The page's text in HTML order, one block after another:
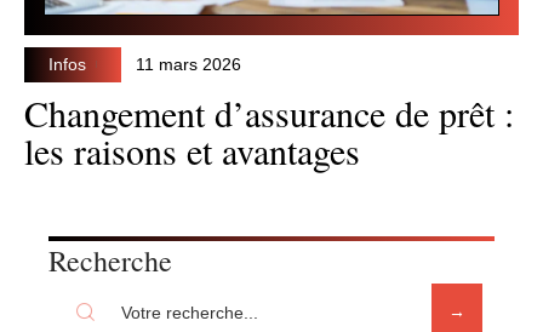
Infos 11 mars 2026
Changement d’assurance de prêt :
les raisons et avantages
Recherche